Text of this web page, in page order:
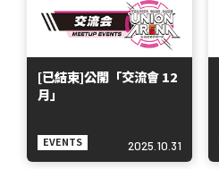
[已結束]公開「交流會 12
月」
EVENTS 2025.10.31